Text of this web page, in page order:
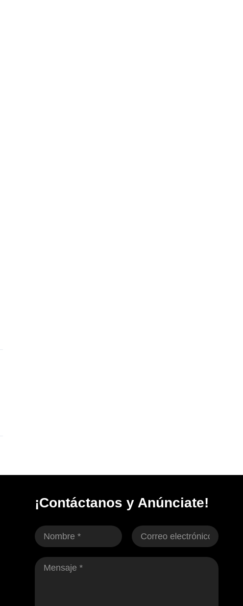
¡Contáctanos y Anúnciate!